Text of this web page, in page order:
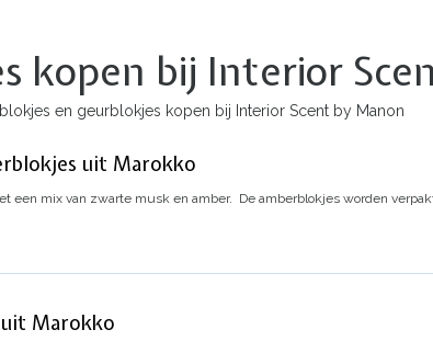
kopen bij Interior
en geurblokjes kopen bij Interior Scent by Manon
uit Marokko
een mix van zwarte musk en amber. De amberblokjes worden
Marokko